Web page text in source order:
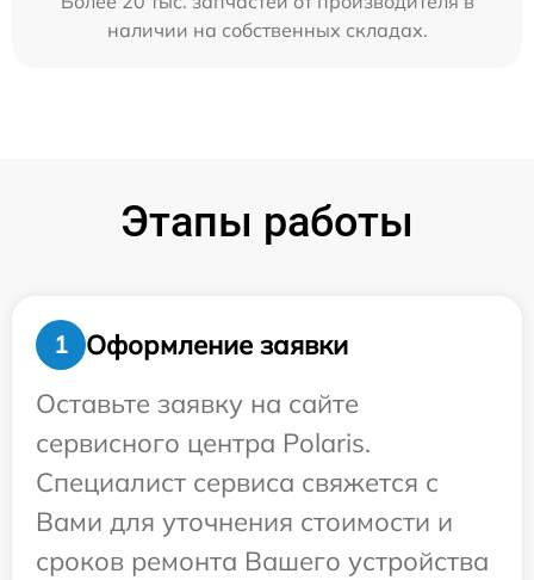
наличии на собственных складах.
Этапы работы
1
Оформление заявки
Оставьте заявку на сайте
сервисного центра Polaris.
Специалист сервиса свяжется с
Вами для уточнения стоимости и
сроков ремонта Вашего устройства